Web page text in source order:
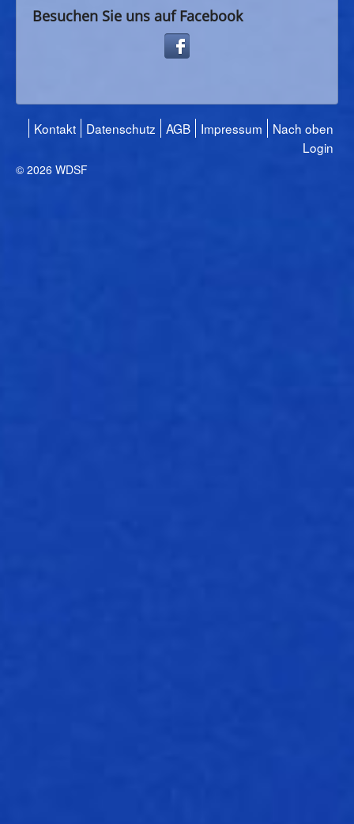
Besuchen Sie uns auf Facebook
Nach oben
Impressum
AGB
Datenschutz
Kontakt
Login
© 2026 WDSF